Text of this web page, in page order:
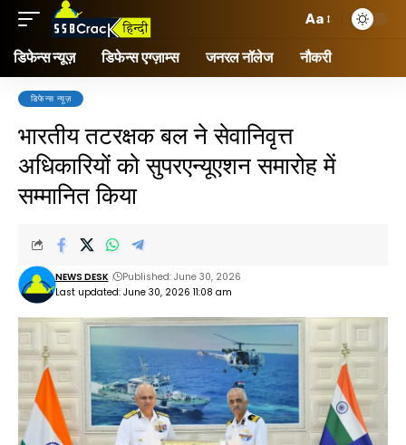
Aa
डिफेन्स न्यूज़ डिफेन्स एग्ज़ाम्स जनरल नॉलेज नौकरी
डिफेन्स न्यूज़
भारतीय तटरक्षक बल ने सेवानिवृत्त
अधिकारियों को सुपरएन्यूएशन समारोह में
सम्मानित किया
Last updated: June 30, 2026 11:08 am
NEWS DESK Published: June 30, 2026